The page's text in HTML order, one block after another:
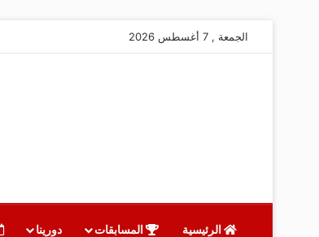
الجمعة , 7 أغسطس 2026
الرئيسية المسابقات دورينا